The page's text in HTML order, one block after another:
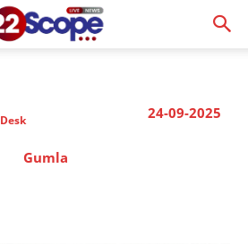
24-09-2025
Desk
Gumla